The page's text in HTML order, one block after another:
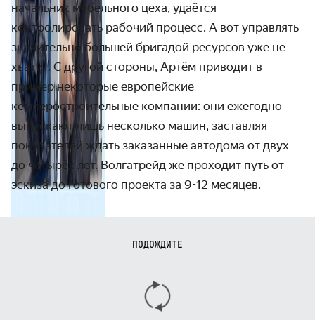
начальник мебельного цеха, удаётся
контролировать рабочий процесс. А вот управлять
значительно большей бригадой ресурсов уже не
хватит. С другой стороны, Артём приводит в
пример некоторые европейские
кемперостроительные компании: они ежегодно
выпускают лишь несколько машин, заставляя
покупателей ждать заказанные автодома от двух
до четырёх лет. Волгатрейд же проходит путь от
эскиза до готового проекта за 9-12 месяцев.
ПОДОЖДИТЕ